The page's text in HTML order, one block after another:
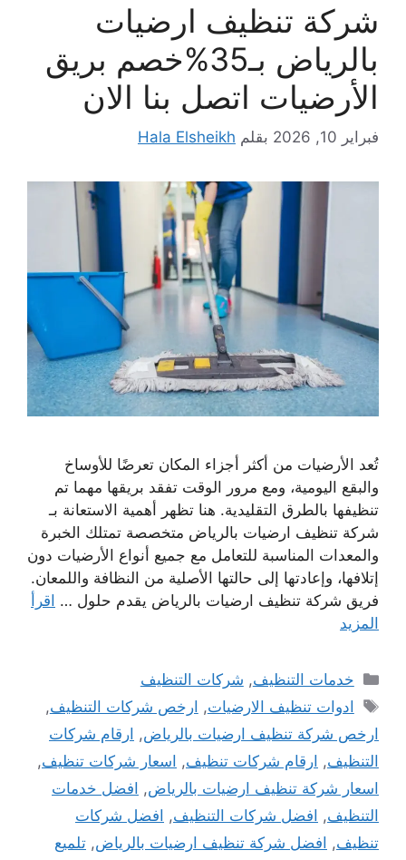
شركة تنظيف ارضيات
بالرياض بـ35%خصم بريق
الأرضيات اتصل بنا الان
فبراير 10, 2026 بقلم Hala Elsheikh
تُعد الأرضيات من أكثر أجزاء المكان تعرضًا للأوساخ
والبقع اليومية، ومع مرور الوقت تفقد بريقها مهما تم
تنظيفها بالطرق التقليدية. هنا تظهر أهمية الاستعانة بـ
شركة تنظيف ارضيات بالرياض متخصصة تمتلك الخبرة
والمعدات المناسبة للتعامل مع جميع أنواع الأرضيات دون
إتلافها، وإعادتها إلى حالتها الأصلية من النظافة واللمعان.
فريق شركة تنظيف ارضيات بالرياض يقدم حلول … اقرأ
المزيد
التصنيفات
خدمات التنظيف, شركات التنظيف
الوسوم
ادوات تنظيف الارضيات, ارخص شركات التنظيف,
ارخص شركة تنظيف ارضيات بالرياض, ارقام شركات
التنظيف, ارقام شركات تنظيف, اسعار شركات تنظيف,
اسعار شركة تنظيف ارضيات بالرياض, افضل خدمات
التنظيف, افضل شركات التنظيف, افضل شركات
تنظيف, افضل شركة تنظيف ارضيات بالرياض, تلميع